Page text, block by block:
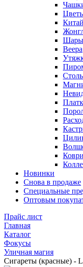
Шары
Веера
Новинки
Снова в продаже
Специальные
Оптовым
Прайс лист
Главная
Каталог
Фокусы
Уличная магия
Сигареты (красные) -